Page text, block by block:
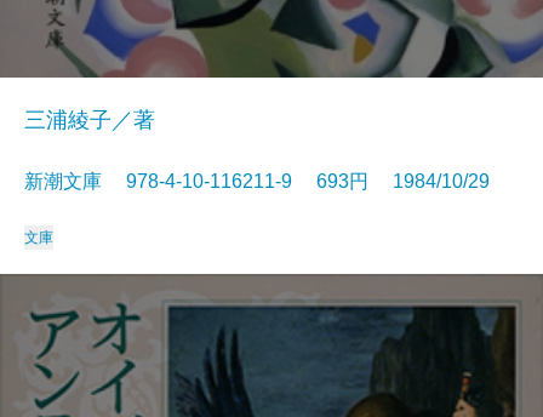
三浦綾子／著
新潮文庫 978-4-10-116211-9 693円 1984/10/29
文庫